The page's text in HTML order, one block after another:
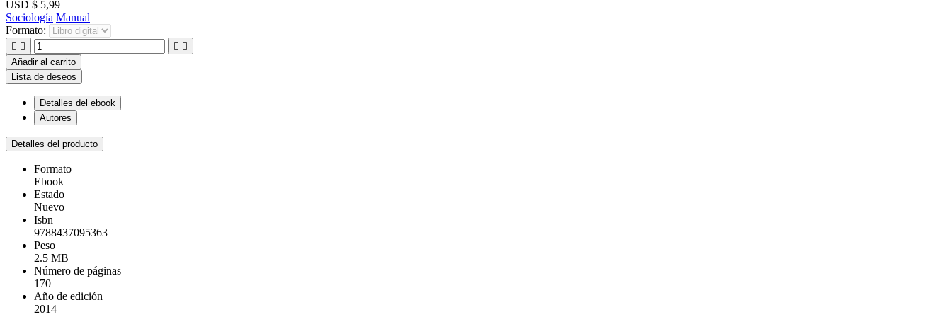
USD $ 5,99
Sociología Manual
Formato:
   
Añadir al carrito
Lista de deseos
Detalles del ebook
Autores
Detalles del producto
Formato
Ebook
Estado
Nuevo
Isbn
9788437095363
Peso
2.5 MB
Número de páginas
170
Año de edición
2014